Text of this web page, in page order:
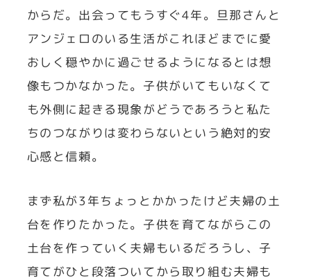
からだ。出会ってもうすぐ4年。旦那さんと
アンジェロのいる生活がこれほどまでに愛
おしく穏やかに過ごせるようになるとは想
像もつかなかった。子供がいてもいなくて
も外側に起きる現象がどうであろうと私た
ちのつながりは変わらないという絶対的安
心感と信頼。
まず私が3年ちょっとかかったけど夫婦の土
台を作りたかった。子供を育てながらこの
土台を作っていく夫婦もいるだろうし、子
育てがひと段落ついてから取り組む夫婦も